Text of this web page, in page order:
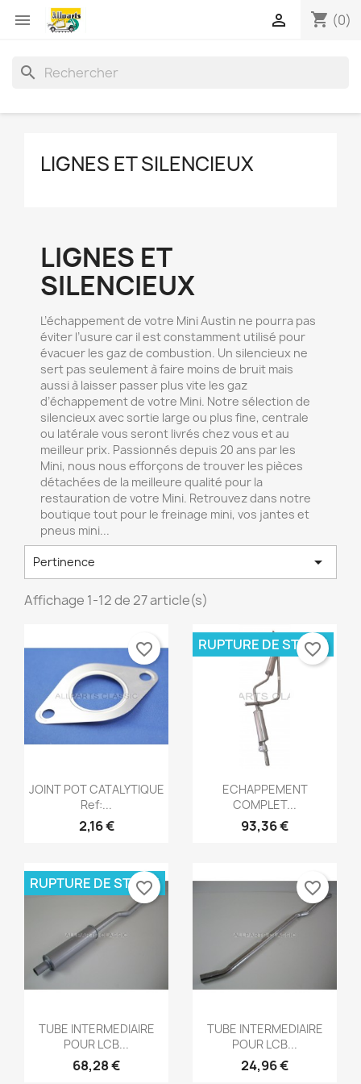
 shopping_cart (0)

search
LIGNES ET SILENCIEUX
LIGNES ET
SILENCIEUX
L’échappement de votre Mini Austin ne pourra pas
éviter l’usure car il est constamment utilisé pour
évacuer les gaz de combustion. Un silencieux ne
sert pas seulement à faire moins de bruit mais
aussi à laisser passer plus vite les gaz
d’échappement de votre Mini. Notre sélection de
silencieux avec sortie large ou plus fine, centrale
ou latérale vous seront livrés chez vous et au
meilleur prix. Passionnés depuis 20 ans par les
Mini, nous nous efforçons de trouver les pièces
détachées de la meilleure qualité pour la
restauration de votre Mini. Retrouvez dans notre
boutique tout pour le freinage mini, vos jantes et
pneus mini...
Pertinence 
Affichage 1-12 de 27 article(s)
Aperçu rapide
JOINT POT CATALYTIQUE
Ref:...
2,16 €
favorite_border
Aperçu rapide
ECHAPPEMENT
COMPLET...
93,36 €
RUPTURE DE STOCK
favorite_border
Aperçu rapide
TUBE INTERMEDIAIRE
POUR LCB...
68,28 €
RUPTURE DE STOCK
favorite_border
Aperçu rapide
TUBE INTERMEDIAIRE
POUR LCB...
24,96 €
favorite_border